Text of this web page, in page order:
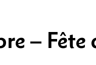
– Fête